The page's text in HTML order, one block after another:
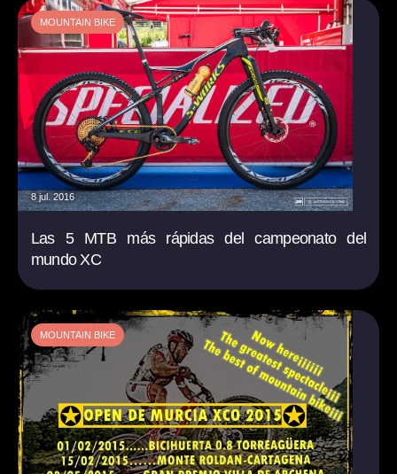
MOUNTAIN BIKE
8 jul. 2016
Las 5 MTB más rápidas del campeonato del
mundo XC
MOUNTAIN BIKE